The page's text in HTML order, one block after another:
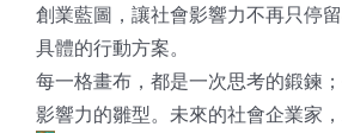
創業藍圖，讓社會影響力不再只停
具體的行動方案。
每一格畫布，都是一次思考的鍛鍊
影響力的雛型。未來的社會企業家